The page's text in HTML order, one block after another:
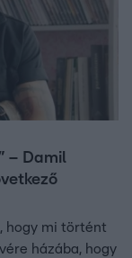
– Damil
hogy mi történt
házába, hogy